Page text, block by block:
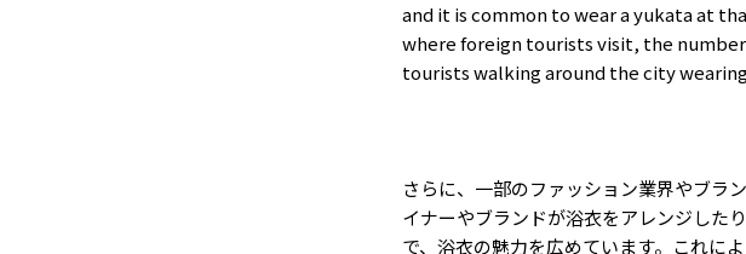
and it is common to wear a yukata at
where foreign tourists visit, the number
tourists walking around the city
さらに、一部のファッション業界やブラ
イナーやブランドが浴衣をアレンジした
で、浴衣の魅力を広めています。これに